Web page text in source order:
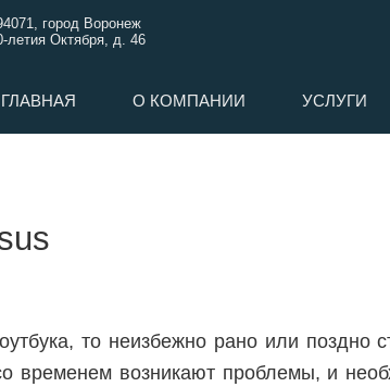
город Воронеж
летия Октября, д. 46
ГЛАВНАЯ О КОМПАНИИ УСЛУГИ
то неизбежно рано или поздно
временем возникают проблемы, и